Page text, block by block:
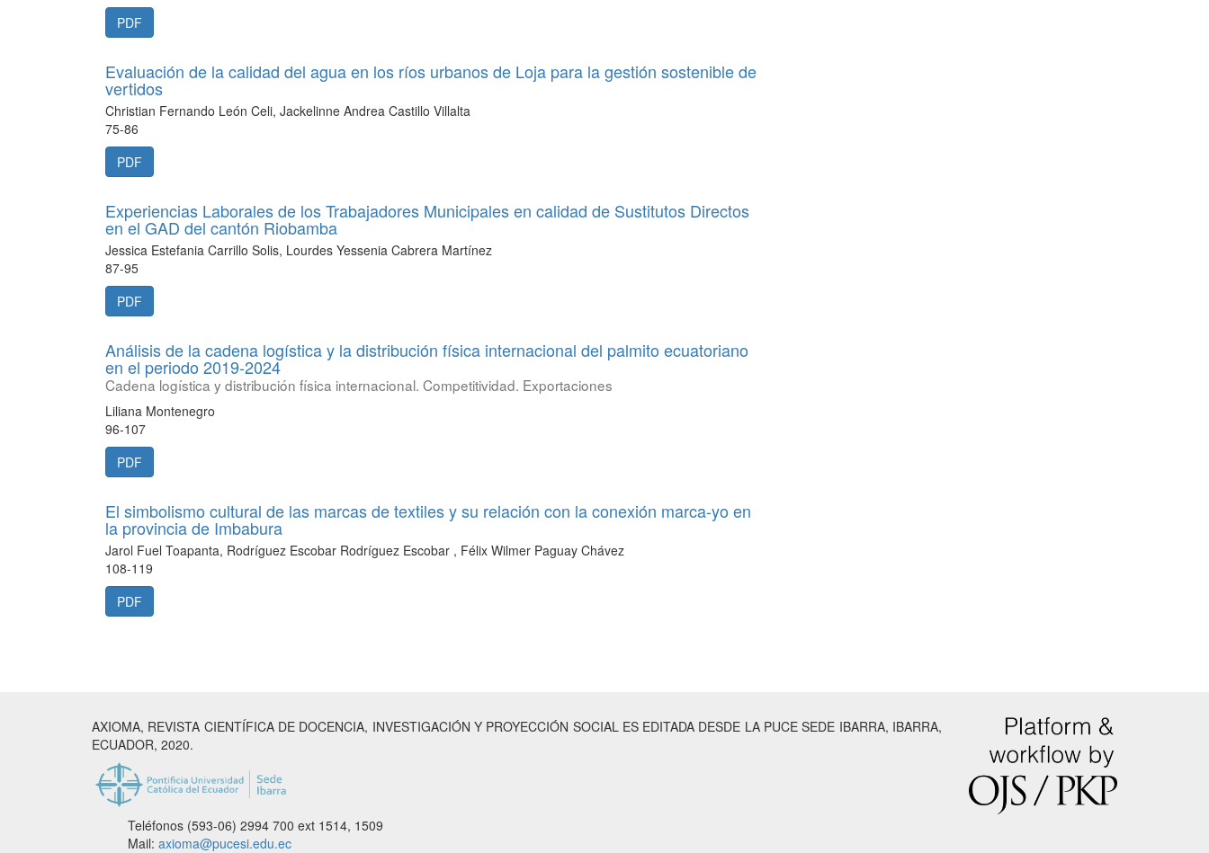
PDF
Evaluación de la calidad del agua en los ríos urbanos de Loja para la gestión sostenible de
vertidos
Christian Fernando León Celi, Jackelinne Andrea Castillo Villalta
75-86
PDF
Experiencias Laborales de los Trabajadores Municipales en calidad de Sustitutos Directos
en el GAD del cantón Riobamba
Jessica Estefania Carrillo Solis, Lourdes Yessenia Cabrera Martínez
87-95
PDF
Análisis de la cadena logística y la distribución física internacional del palmito ecuatoriano
en el periodo 2019-2024
Cadena logística y distribución física internacional. Competitividad. Exportaciones
Liliana Montenegro
96-107
PDF
El simbolismo cultural de las marcas de textiles y su relación con la conexión marca-yo en
la provincia de Imbabura
Jarol Fuel Toapanta, Rodríguez Escobar Rodríguez Escobar , Félix Wilmer Paguay Chávez
108-119
PDF
AXIOMA, REVISTA CIENTÍFICA DE DOCENCIA, INVESTIGACIÓN Y PROYECCIÓN SOCIAL ES EDITADA DESDE LA PUCE SEDE IBARRA, IBARRA,
ECUADOR, 2020.
Teléfonos (593-06) 2994 700 ext 1514, 1509
Mail: axioma@pucesi.edu.ec